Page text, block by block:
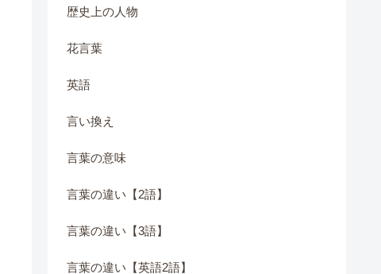
歴史上の人物
花言葉
英語
言い換え
言葉の意味
言葉の違い【2語】
言葉の違い【3語】
言葉の違い【英語2語】